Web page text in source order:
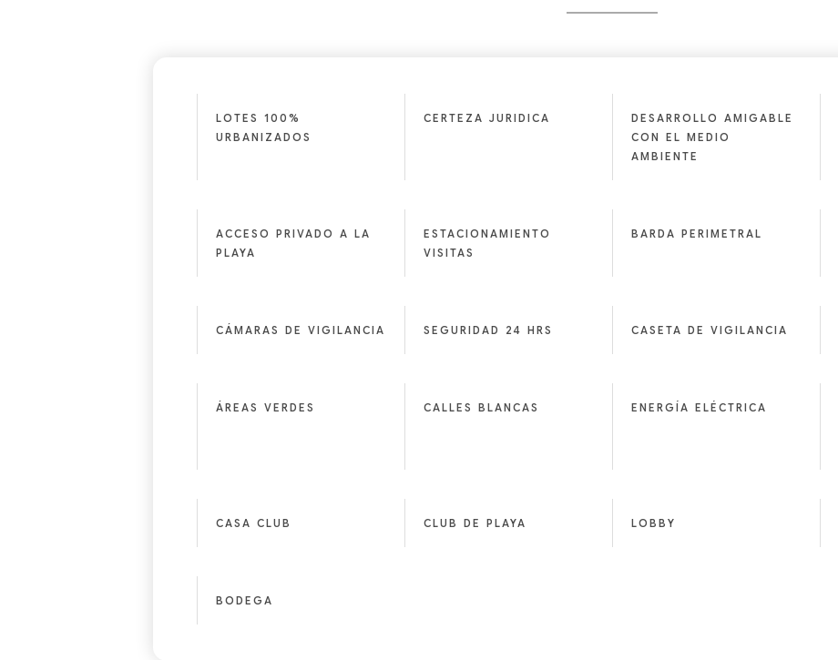
LOTES 100%
URBANIZADOS
CERTEZA JURIDICA
DESARROLLO AMIGABLE
CON EL MEDIO
AMBIENTE
ACCESO PRIVADO A LA
PLAYA
ESTACIONAMIENTO
VISITAS
BARDA PERIMETRAL
CÁMARAS DE VIGILANCIA SEGURIDAD 24 HRS CASETA DE VIGILANCIA
ÁREAS VERDES CALLES BLANCAS ENERGÍA ELÉCTRICA
CASA CLUB CLUB DE PLAYA LOBBY
BODEGA